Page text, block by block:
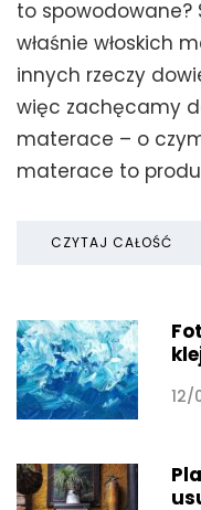
to spowodowane?
właśnie włoskich
innych rzeczy
więc zachęcamy
materace – o
materace to
CZYTAJ CAŁOŚĆ
12/